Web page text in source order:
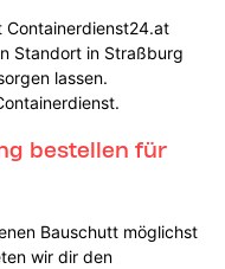
Containerdienst24.at
Standort in Straßburg
lassen.
bestellen für
Bauschutt möglichst
wir dir den